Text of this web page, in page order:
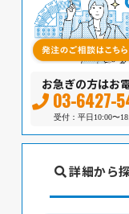
お急ぎの方はお
03-6427-
受付：平日10:00〜
詳細から